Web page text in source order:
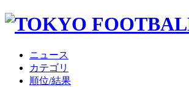
ニュース
カテゴリ
順位/結果